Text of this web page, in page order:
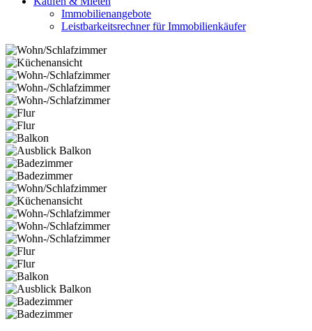
Immobilienangebote
Leistbarkeitsrechner für Immobilienkäufer